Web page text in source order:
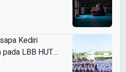
Kediri
LBB HUT